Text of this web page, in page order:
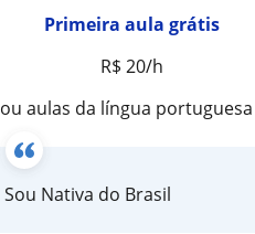
Primeira aula grátis
R$ 20/h
Dou aulas da língua portuguesa para estrangeiros de forma
Sou Nativa do Brasil